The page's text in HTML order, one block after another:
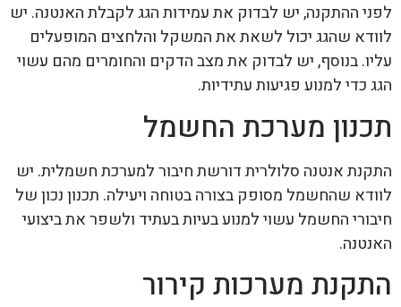
לפני ההתקנה, יש לבדוק את עמידות הגג לקבלת האנטנה. יש
לוודא שהגג יכול לשאת את המשקל והלחצים המופעלים
עליו. בנוסף, יש לבדוק את מצב הדקים והחומרים מהם עשוי
הגג כדי למנוע פגיעות עתידיות.
תכנון מערכת החשמל
התקנת אנטנה סלולרית דורשת חיבור למערכת חשמלית. יש
לוודא שהחשמל מסופק בצורה בטוחה ויעילה. תכנון נכון של
חיבורי החשמל עשוי למנוע בעיות בעתיד ולשפר את ביצועי
האנטנה.
התקנת מערכות קירור